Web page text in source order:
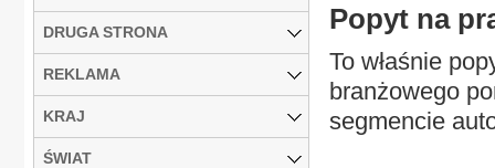
Popyt na
To właśnie
branżowego
segmencie
DRUGA STRONA
REKLAMA
KRAJ
ŚWIAT